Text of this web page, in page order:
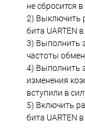
не сбросится в
2) Выключить
бита UARTEN в
3) Выполнить
частоты
4) Выполнить
изменения
вступили в
5) Включить
бита UARTEN в